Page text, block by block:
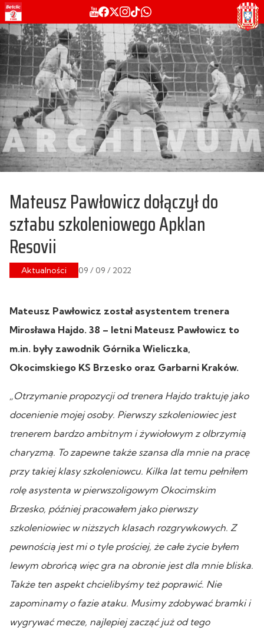
Mateusz Pawłowicz dołączył do
sztabu szkoleniowego Apklan
Resovii
Aktualności 09 / 09 / 2022
Mateusz Pawłowicz został asystentem trenera
Mirosława Hajdo. 38 – letni Mateusz Pawłowicz to
m.in. były zawodnik Górnika Wieliczka,
Okocimskiego KS Brzesko oraz Garbarni Kraków.
„Otrzymanie propozycji od trenera Hajdo traktuję jako
docenienie mojej osoby. Pierwszy szkoleniowiec jest
trenerem bardzo ambitnym i żywiołowym z olbrzymią
charyzmą. To zapewne także szansa dla mnie na pracę
przy takiej klasy szkoleniowcu. Kilka lat temu pełniłem
rolę asystenta w pierwszoligowym Okocimskim
Brzesko, później pracowałem jako pierwszy
szkoleniowiec w niższych klasach rozgrywkowych. Z
pewnością jest mi o tyle prościej, że całe życie byłem
lewym obrońcą więc gra na obronie jest dla mnie bliska.
Także ten aspekt chcielibyśmy też poprawić. Nie
zapominamy o fazie ataku. Musimy zdobywać bramki i
wygrywać mecze, najlepiej zacząć już od tego